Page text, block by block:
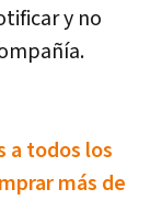
y no
a todos los
más de